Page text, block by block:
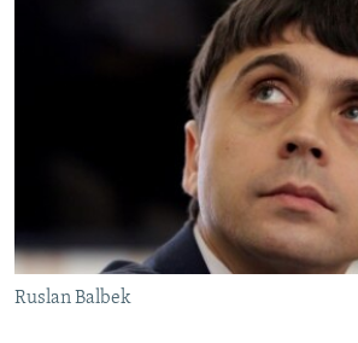
Ruslan Balbek